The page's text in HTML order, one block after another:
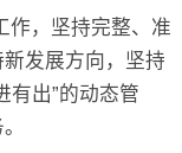
作，坚持完整、准
发展方向，坚持
有出”的动态管